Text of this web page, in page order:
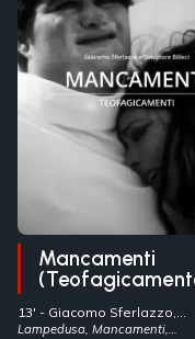
Mancamenti
13' - Giacomo Sferlazzo,
Salvatore Billeci
- Italia
Lampedusa, Mancamenti,